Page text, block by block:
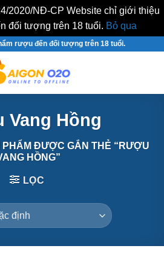
2020/NĐ-CP Website chỉ giới thiệu
đối tượng trên 18 tuổi. Bỏ qua
rượu đến đối tượng trên 18 tuổi.
Vang Hồng
PHẨM ĐƯỢC GẮN THẺ “RƯỢU
HỒNG”
LỌC